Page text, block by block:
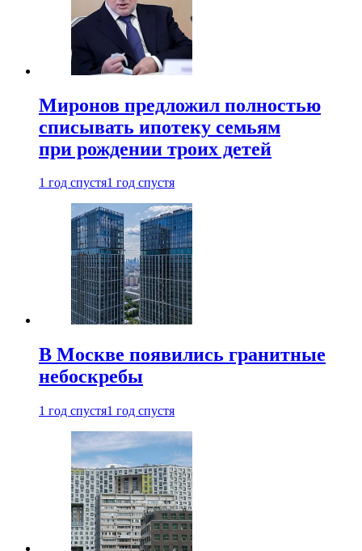
Миронов предложил полностью
списывать ипотеку семьям
при рождении троих детей
1 год спустя1 год спустя
В Москве появились гранитные
небоскребы
1 год спустя1 год спустя